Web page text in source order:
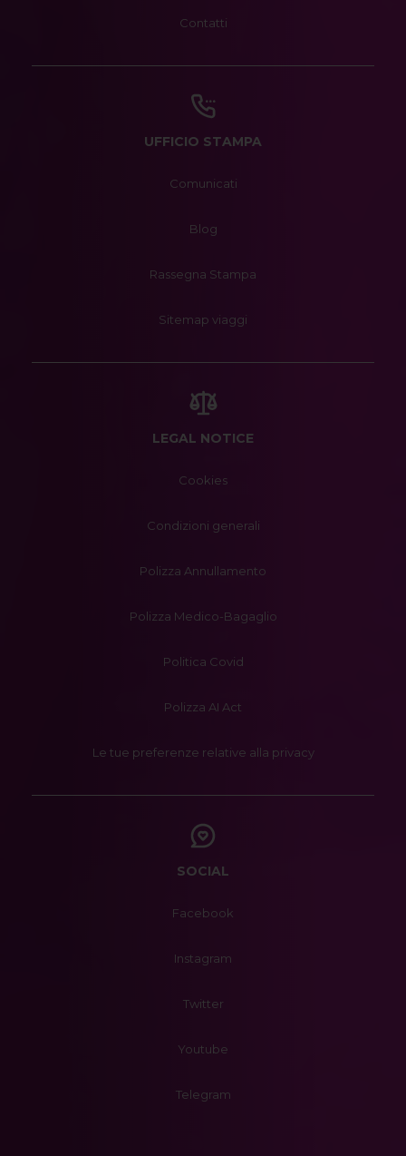
Contatti
UFFICIO STAMPA
Comunicati
Blog
Rassegna Stampa
Sitemap viaggi
LEGAL NOTICE
Cookies
Condizioni generali
Polizza Annullamento
Polizza Medico-Bagaglio
Politica Covid
Polizza AI Act
Le tue preferenze relative alla privacy
SOCIAL
Facebook
Instagram
Twitter
Youtube
Telegram